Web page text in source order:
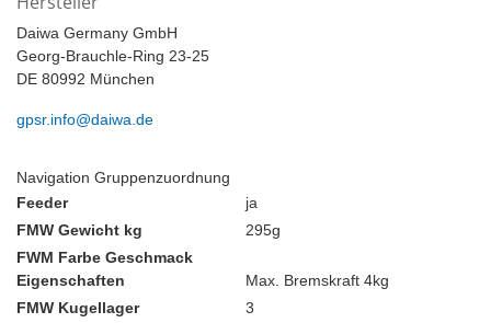
Daiwa Germany GmbH
Georg-Brauchle-Ring 23-25
DE 80992 München
gpsr.info@daiwa.de
Navigation Gruppenzuordnung
Feeder
ja
FMW Gewicht kg
295g
FWM Farbe Geschmack
Eigenschaften
Max. Bremskraft 4kg
FMW Kugellager
3